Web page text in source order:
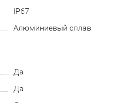
IP67
Алюминиевый сплав
Да
Да